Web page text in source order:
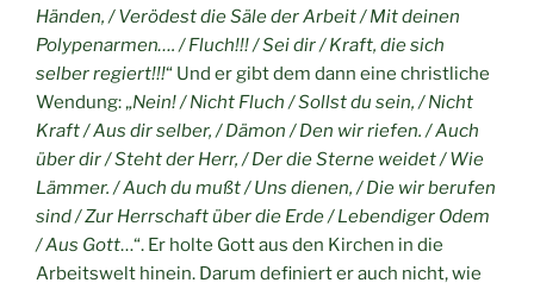
Händen, / Verödest die Säle der Arbeit / Mit deinen
Polypenarmen…. / Fluch!!! / Sei dir / Kraft, die sich
selber regiert!!!“ Und er gibt dem dann eine christliche
Wendung: „Nein! / Nicht Fluch / Sollst du sein, / Nicht
Kraft / Aus dir selber, / Dämon / Den wir riefen. / Auch
über dir / Steht der Herr, / Der die Sterne weidet / Wie
Lämmer. / Auch du mußt / Uns dienen, / Die wir berufen
sind / Zur Herrschaft über die Erde / Lebendiger Odem
/ Aus Gott…“. Er holte Gott aus den Kirchen in die
Arbeitswelt hinein. Darum definiert er auch nicht, wie